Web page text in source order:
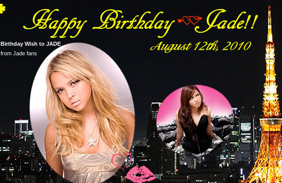
Birthday Wish to JADE
from Jade fans